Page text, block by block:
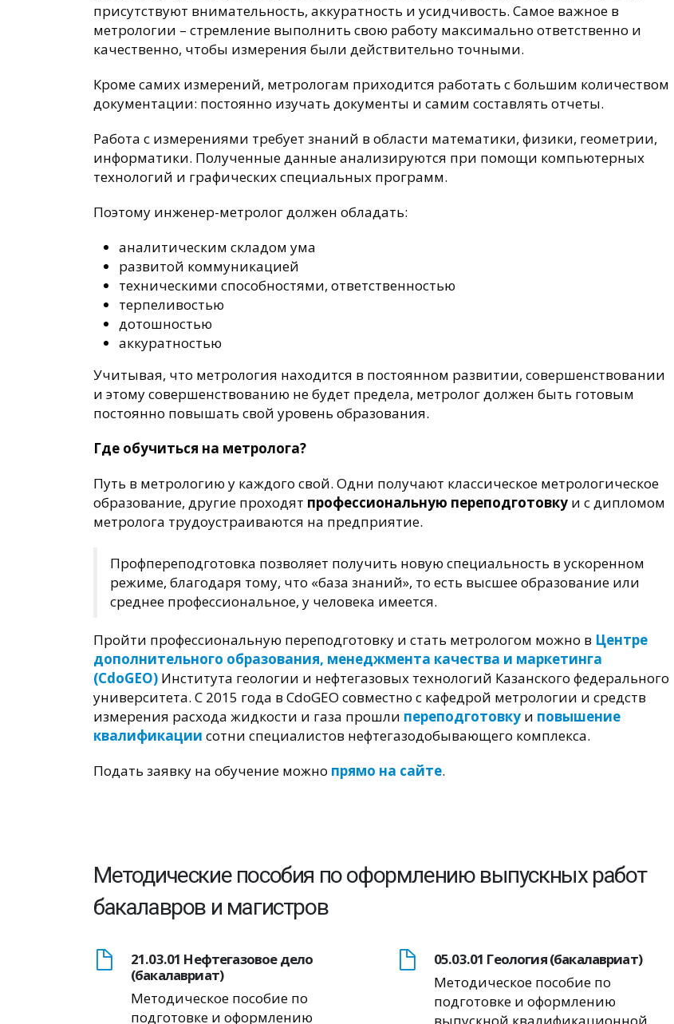
присутствуют внимательность, аккуратность и усидчивость. Самое важное в
метрологии – стремление выполнить свою работу максимально ответственно и
качественно, чтобы измерения были действительно точными.
Кроме самих измерений, метрологам приходится работать с большим количеством
документации: постоянно изучать документы и самим составлять отчеты.
Работа с измерениями требует знаний в области математики, физики, геометрии,
информатики. Полученные данные анализируются при помощи компьютерных
технологий и графических специальных программ.
Поэтому инженер-метролог должен обладать:
аналитическим складом ума
развитой коммуникацией
техническими способностями, ответственностью
терпеливостью
дотошностью
аккуратностью
Учитывая, что метрология находится в постоянном развитии, совершенствовании
и этому совершенствованию не будет предела, метролог должен быть готовым
постоянно повышать свой уровень образования.
Где обучиться на метролога?
Путь в метрологию у каждого свой. Одни получают классическое метрологическое
образование, другие проходят профессиональную переподготовку и с дипломом
метролога трудоустраиваются на предприятие.
Профпереподготовка позволяет получить новую специальность в ускоренном
режиме, благодаря тому, что «база знаний», то есть высшее образование или
среднее профессиональное, у человека имеется.
Пройти профессиональную переподготовку и стать метрологом можно в Центре
дополнительного образования, менеджмента качества и маркетинга
(CdoGEO) Института геологии и нефтегазовых технологий Казанского федерального
университета. С 2015 года в CdoGEO совместно с кафедрой метрологии и средств
измерения расхода жидкости и газа прошли переподготовку и повышение
квалификации сотни специалистов нефтегазодобывающего комплекса.
Подать заявку на обучение можно прямо на сайте.
Методические пособия по оформлению выпускных работ
бакалавров и магистров
21.03.01 Нефтегазовое дело
(бакалавриат)
Методическое пособие по
подготовке и оформлению
05.03.01 Геология (бакалавриат)
Методическое пособие по
подготовке и оформлению
выпускной квалификационной